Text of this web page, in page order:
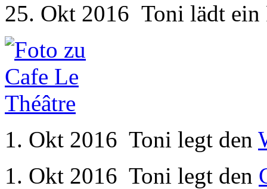
25. Okt 2016 Toni lädt ein
1. Okt 2016 Toni legt den
1. Okt 2016 Toni legt den